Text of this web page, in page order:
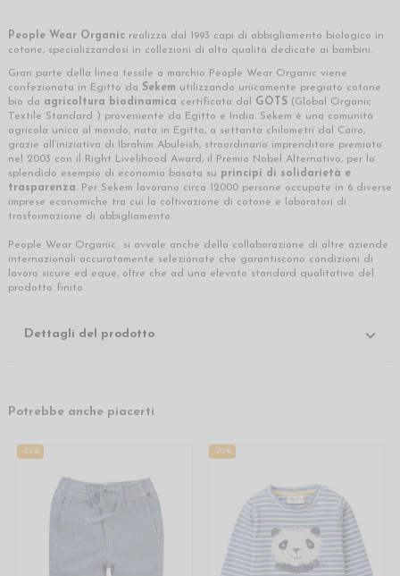
People Wear Organic realizza dal 1993 capi di abbigliamento biologico in
cotone, specializzandosi in collezioni di alta qualità dedicate ai bambini.
Gran parte della linea tessile a marchio People Wear Organic viene
confezionata in Egitto da Sekem utilizzando unicamente pregiato cotone
bio da agricoltura biodinamica certificata dal GOTS (Global Organic
Textile Standard ) proveniente da Egitto e India. Sekem è una comunità
agricola unica al mondo, nata in Egitto, a settanta chilometri dal Cairo,
grazie all’iniziativa di Ibrahim Abuleish, straordinario imprenditore premiato
nel 2003 con il Right Livelihood Award, il Premio Nobel Alternativo, per lo
splendido esempio di economia basata su principi di solidarietà e
trasparenza. Per Sekem lavorano circa 12000 persone occupate in 6 diverse
imprese economiche tra cui la coltivazione di cotone e laboratori di
trasformazione di abbigliamento.
People Wear Organic si avvale anche della collaborazione di altre aziende
internazionali accuratamente selezionate che garantiscono condizioni di
lavoro sicure ed eque, oltre che ad una elevato standard qualitativo del
prodotto finito.
Dettagli del prodotto
Potrebbe anche piacerti
-35% -20%